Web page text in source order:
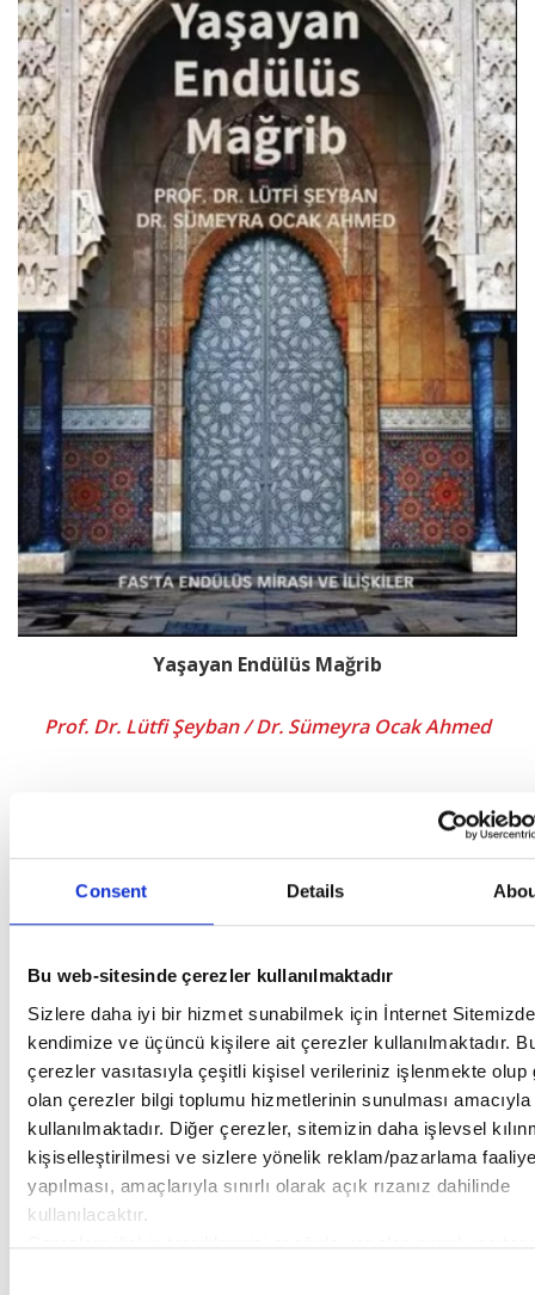
Consent Details
Bu web-sitesinde çerezler kullanılmaktadır
Sizlere daha iyi bir hizmet sunabilmek için İnternet Sitemizde
kendimize ve üçüncü kişilere ait çerezler kullanılmaktadır.
çerezler vasıtasıyla çeşitli kişisel verileriniz işlenmekte olup
olan çerezler bilgi toplumu hizmetlerinin sunulması amacıyla
kullanılmaktadır. Diğer çerezler, sitemizin daha işlevsel
kişiselleştirilmesi ve sizlere yönelik reklam/pazarlama
yapılması, amaçlarıyla sınırlı olarak açık rızanız dahilinde
kullanılacaktır.
Yaşayan Endülüs Mağrib
Prof. Dr. Lütfi Şeyban / Dr. Sümeyra Ocak Ahmed